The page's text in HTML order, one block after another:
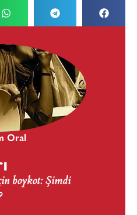
Oral
boykot: Şimdi